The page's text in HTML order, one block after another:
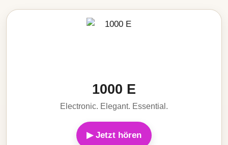
1000 E
Electronic. Elegant. Essential.
▶ Jetzt hören